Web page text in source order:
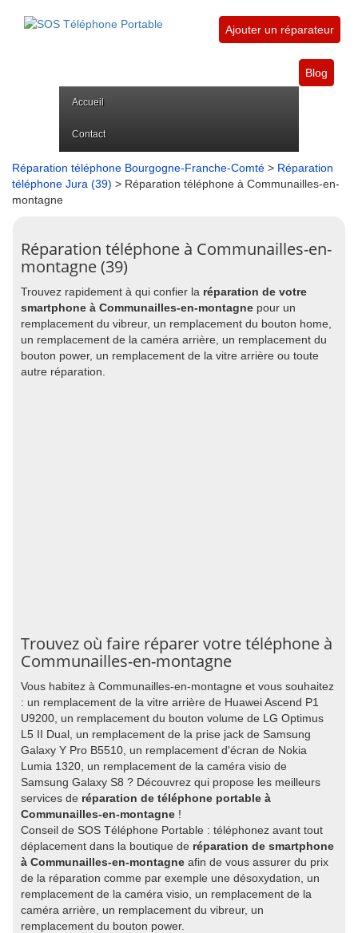
Ajouter un réparateur
Blog
Accueil
Contact
Réparation téléphone Bourgogne-Franche-Comté > Réparation
téléphone Jura (39) > Réparation téléphone à Communailles-en-
montagne
Réparation téléphone à Communailles-en-
montagne (39)
Trouvez rapidement à qui confier la réparation de votre
smartphone à Communailles-en-montagne pour un
remplacement du vibreur, un remplacement du bouton home,
un remplacement de la caméra arrière, un remplacement du
bouton power, un remplacement de la vitre arrière ou toute
autre réparation.
Trouvez où faire réparer votre téléphone à
Communailles-en-montagne
Vous habitez à Communailles-en-montagne et vous souhaitez
: un remplacement de la vitre arrière de Huawei Ascend P1
U9200, un remplacement du bouton volume de LG Optimus
L5 II Dual, un remplacement de la prise jack de Samsung
Galaxy Y Pro B5510, un remplacement d'écran de Nokia
Lumia 1320, un remplacement de la caméra visio de
Samsung Galaxy S8 ? Découvrez qui propose les meilleurs
services de réparation de téléphone portable à
Communailles-en-montagne !
Conseil de SOS Téléphone Portable : téléphonez avant tout
déplacement dans la boutique de réparation de smartphone
à Communailles-en-montagne afin de vous assurer du prix
de la réparation comme par exemple une désoxydation, un
remplacement de la caméra visio, un remplacement de la
caméra arrière, un remplacement du vibreur, un
remplacement du bouton power.